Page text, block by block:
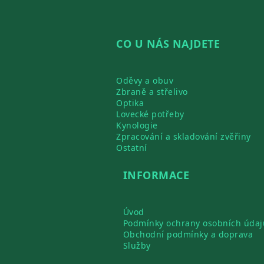
CO U NÁS NAJDETE
Oděvy a obuv
Zbraně a střelivo
Optika
Lovecké potřeby
Kynologie
Zpracování a skladování zvěřiny
Ostatní
INFORMACE
Úvod
Podmínky ochrany osobních
Obchodní podmínky a doprava
Služby